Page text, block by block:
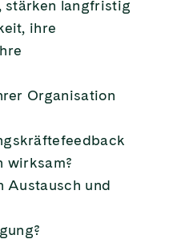
stärken langfristig
ihre
Organisation
wirksam?
Austausch und